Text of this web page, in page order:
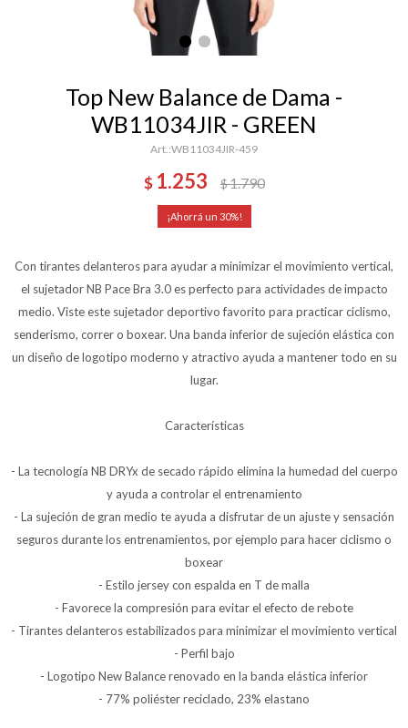
Top New Balance de Dama -
WB11034JIR - GREEN
WB11034JIR-459
$ 1.253 $1.790
30
Con tirantes delanteros para ayudar a minimizar el movimiento vertical,
el sujetador NB Pace Bra 3.0 es perfecto para actividades de impacto
medio. Viste este sujetador deportivo favorito para practicar ciclismo,
senderismo, correr o boxear. Una banda inferior de sujeción elástica con
un diseño de logotipo moderno y atractivo ayuda a mantener todo en su
lugar.
Características
- La tecnología NB DRYx de secado rápido elimina la humedad del cuerpo
y ayuda a controlar el entrenamiento
- La sujeción de gran medio te ayuda a disfrutar de un ajuste y sensación
seguros durante los entrenamientos, por ejemplo para hacer ciclismo o
boxear
- Estilo jersey con espalda en T de malla
- Favorece la compresión para evitar el efecto de rebote
- Tirantes delanteros estabilizados para minimizar el movimiento vertical
- Perfil bajo
- Logotipo New Balance renovado en la banda elástica inferior
- 77% poliéster reciclado, 23% elastano